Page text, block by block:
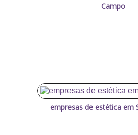
Campo
empresas de estética em